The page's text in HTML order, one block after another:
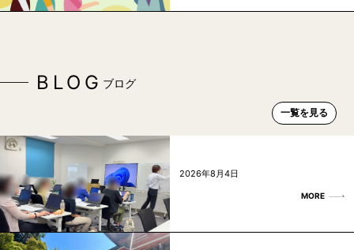
BLOG ブログ
一覧を見る
2026年8月4日
MORE